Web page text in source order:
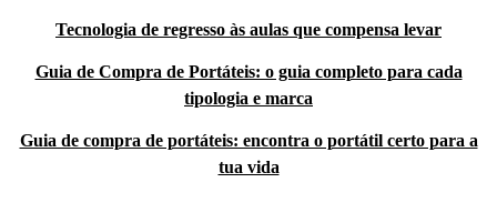
Tecnologia de regresso às aulas que compensa levar
Guia de Compra de Portáteis: o guia completo para cada
tipologia e marca
Guia de compra de portáteis: encontra o portátil certo para a
tua vida